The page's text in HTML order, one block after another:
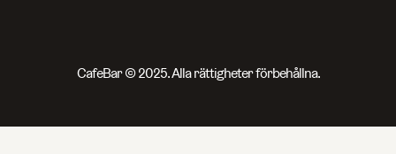
CafeBar © 2025. Alla rättigheter förbehållna.